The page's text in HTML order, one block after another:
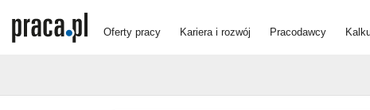
Oferty pracy Kariera i rozwój Pracodawcy